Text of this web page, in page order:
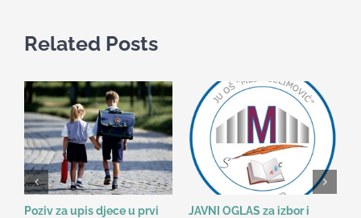
Related Posts
Poziv za upis djece u prvi
JAVNI OGLAS za izbor i